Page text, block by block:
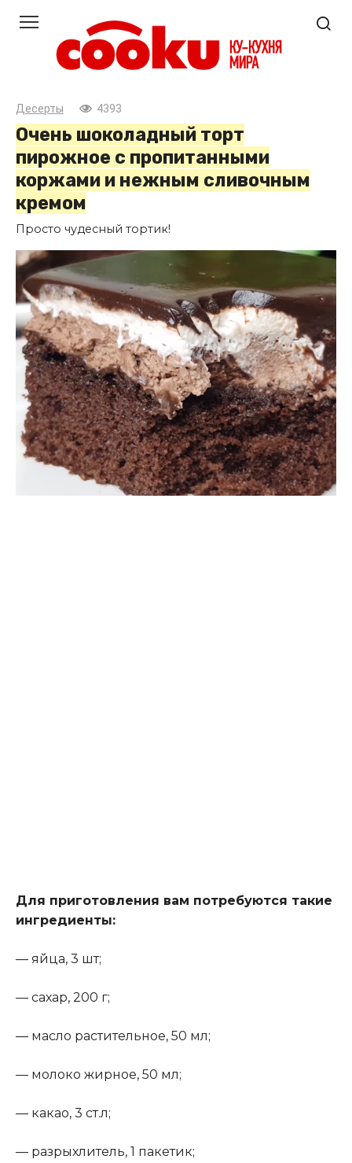
контенту
Десерты 4393
Очень шоколадный торт
пирожное с пропитанными
коржами и нежным сливочным
кремом
Просто чудесный тортик!
Для приготовления вам потребуются такие
ингредиенты:
— яйца, 3 шт;
— сахар, 200 г;
— масло растительное, 50 мл;
— молоко жирное, 50 мл;
— какао, 3 ст.л;
— разрыхлитель, 1 пакетик;